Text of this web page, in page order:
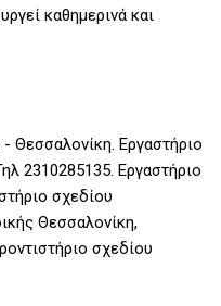
καθημερινά και
Θεσσαλονίκη. Εργαστήριο
2310285135. Εργαστήριο
σχεδίου
Θεσσαλονίκη,
σχεδίου